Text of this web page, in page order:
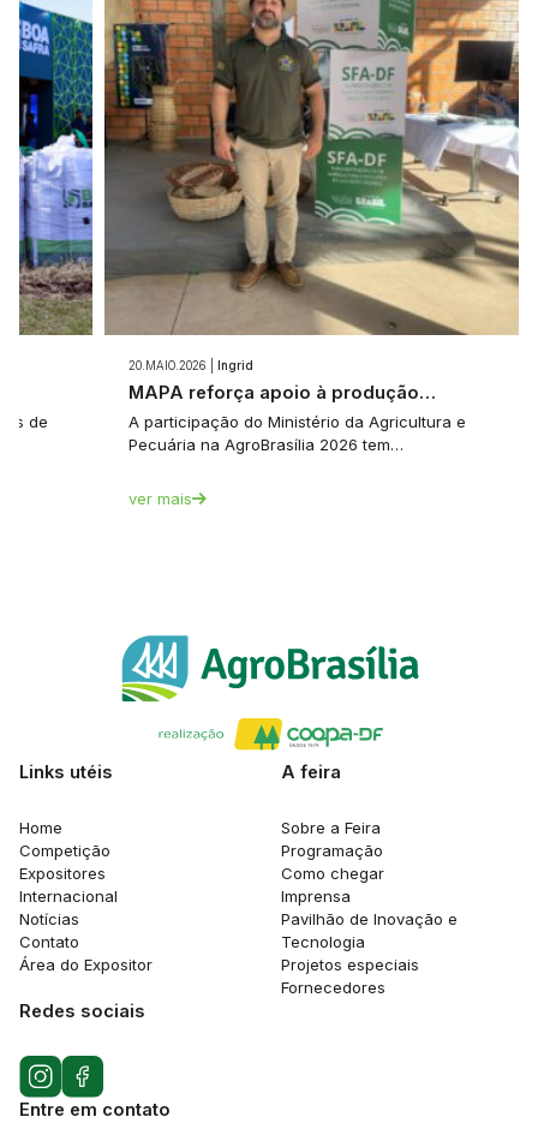
de
20.MAIO.2026 | Ingrid
MAPA reforça apoio à produção…
A participação do Ministério da Agricultura e
Pecuária na AgroBrasília 2026 tem…
ver mais
Links utéis
Home
Competição
Expositores
Internacional
Notícias
Contato
Área do Expositor
A feira
Sobre a Feira
Programação
Como chegar
Imprensa
Pavilhão de Inovação e
Tecnologia
Projetos especiais
Fornecedores
Redes sociais
Entre em contato